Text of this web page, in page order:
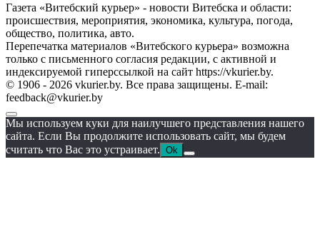
Газета «Витебский курьер» - новости Витебска и области:
происшествия, мероприятия, экономика, культура, погода,
общество, политика, авто.
Перепечатка материалов «Витебского курьера» возможна
только с письменного согласия редакции, с активной и
индексируемой гиперссылкой на сайт https://vkurier.by.
© 1906 - 2026 vkurier.by. Все права защищены. E-mail:
feedback@vkurier.by
Мы используем куки для наилучшего представления нашего
сайта. Если Вы продолжите использовать сайт, мы будем
считать что Вас это устраивает. Ok